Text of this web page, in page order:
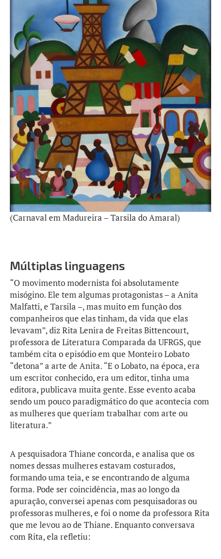
(Carnaval em Madureira – Tarsila do Amaral)
Múltiplas linguagens
“O movimento modernista foi absolutamente
misógino. Ele tem algumas protagonistas – a Anita
Malfatti, e Tarsila –, mas muito em função dos
companheiros que elas tinham, da vida que elas
levavam”, diz Rita Lenira de Freitas Bittencourt,
professora de Literatura Comparada da UFRGS, que
também cita o episódio em que Monteiro Lobato
“detona” a arte de Anita. “E o Lobato, na época, era
um escritor conhecido, era um editor, tinha uma
editora, publicava muita gente. Esse evento acaba
sendo um pouco paradigmático do que acontecia com
as mulheres que queriam trabalhar com arte ou
literatura.”
A pesquisadora Thiane concorda, e analisa que os
nomes dessas mulheres estavam costurados,
formando uma teia, e se encontrando de alguma
forma. Pode ser coincidência, mas ao longo da
apuração, conversei apenas com pesquisadoras ou
professoras mulheres, e foi o nome da professora Rita
que me levou ao de Thiane. Enquanto conversava
com Rita, ela refletiu: